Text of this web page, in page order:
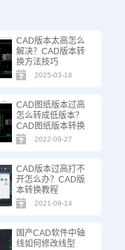
CAD版本太高怎么
解决？CAD版本转
换方法技巧
2025-03-18
CAD图纸版本过高
怎么转成低版本？
CAD图纸版本转换
2022-09-27
CAD版本过高打不
开怎么办？CAD版
本转换教程
2021-09-14
国产CAD软件中轴
线如何修改线型